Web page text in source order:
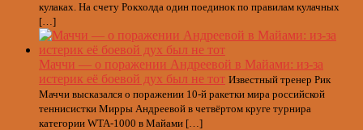
кулаках. На счету Рокхолда один поединок по правилам кулачных
[…]
Маччи — о поражении Андреевой в Майами: из-за
истерик её боевой дух был не тот Известный тренер Рик
Маччи высказался о поражении 10-й ракетки мира российской
теннисистки Мирры Андреевой в четвёртом круге турнира
категории WTA-1000 в Майами […]